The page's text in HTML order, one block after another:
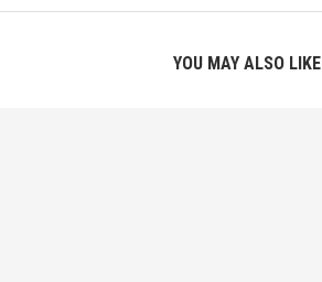
YOU MAY ALSO LIKE